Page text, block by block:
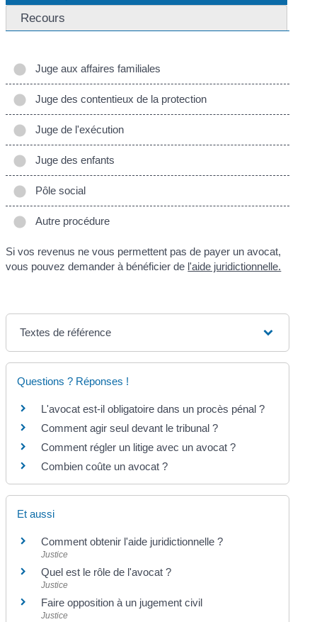
Recours
Juge aux affaires familiales
Juge des contentieux de la protection
Juge de l'exécution
Juge des enfants
Pôle social
Autre procédure
Si vos revenus ne vous permettent pas de payer un avocat,
vous pouvez demander à bénéficier de l'aide juridictionnelle.
Textes de référence
Questions ? Réponses !
L'avocat est-il obligatoire dans un procès pénal ?
Comment agir seul devant le tribunal ?
Comment régler un litige avec un avocat ?
Combien coûte un avocat ?
Et aussi
Comment obtenir l'aide juridictionnelle ?
Justice
Quel est le rôle de l'avocat ?
Justice
Faire opposition à un jugement civil
Justice